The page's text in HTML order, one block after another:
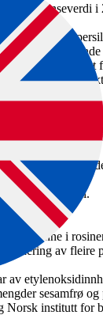
over grenseverdi
Noreg
Dei
produkt
økologiske
i 70 % av
i 89 %.
i 45
i 42 % av
av
blei funne i
av fleire
av
sesamfrø
Norsk institutt